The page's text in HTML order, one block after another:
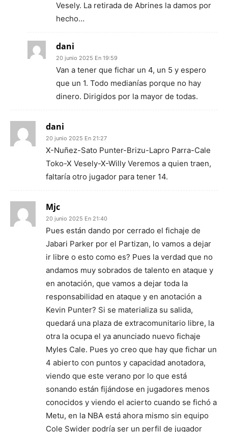
Vesely. La retirada de Abrines la damos por
hecho…
dani
20 junio 2025 En 19:59
Van a tener que fichar un 4, un 5 y espero
que un 1. Todo medianías porque no hay
dinero. Dirigidos por la mayor de todas.
dani
20 junio 2025 En 21:27
X-Nuñez-Sato Punter-Brizu-Lapro Parra-Cale
Toko-X Vesely-X-Willy Veremos a quien traen,
faltaría otro jugador para tener 14.
Mjc
20 junio 2025 En 21:40
Pues están dando por cerrado el fichaje de
Jabari Parker por el Partizan, lo vamos a dejar
ir libre o esto como es? Pues la verdad que no
andamos muy sobrados de talento en ataque y
en anotación, que vamos a dejar toda la
responsabilidad en ataque y en anotación a
Kevin Punter? Si se materializa su salida,
quedará una plaza de extracomunitario libre, la
otra la ocupa el ya anunciado nuevo fichaje
Myles Cale. Pues yo creo que hay que fichar un
4 abierto con puntos y capacidad anotadora,
viendo que este verano por lo que está
sonando están fijándose en jugadores menos
conocidos y viendo el acierto cuando se fichó a
Metu, en la NBA está ahora mismo sin equipo
Cole Swider podría ser un perfil de jugador